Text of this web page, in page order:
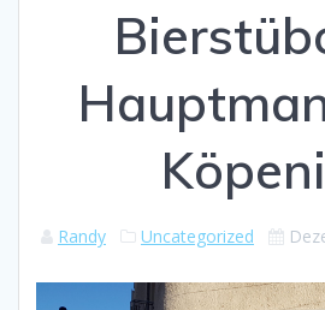
Randy Uncategorized